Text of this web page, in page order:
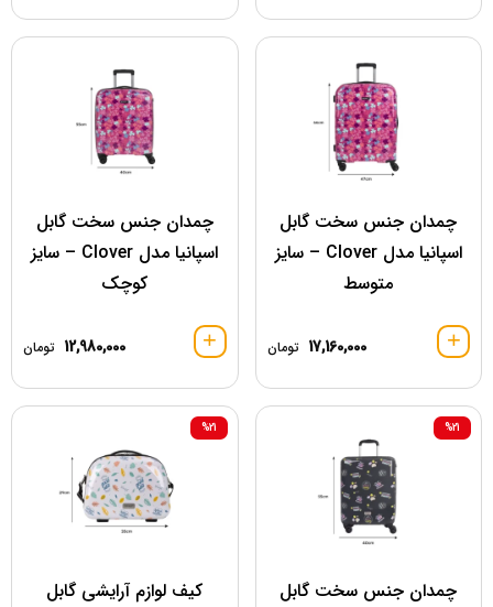
چمدان جنس سخت گابل
اسپانیا مدل Clover – سایز
متوسط
17,160,000 تومان
چمدان جنس سخت گابل
اسپانیا مدل Clover – سایز
کوچک
12,980,000 تومان
چمدان جنس سخت گابل
کیف لوازم آرایشی گابل